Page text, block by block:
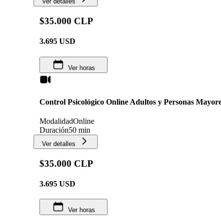
$35.000 CLP
3.695 USD
Ver horas
Control Psicológico Online Adultos y Personas
ModalidadOnline
Duración50 min
Ver detalles
$35.000 CLP
3.695 USD
Ver horas